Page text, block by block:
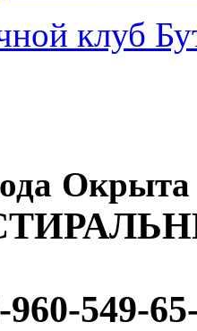
960-549-